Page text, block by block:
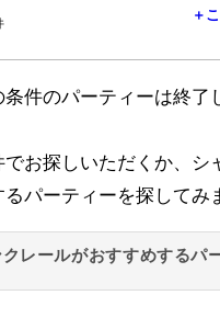
＋
条件のパーティーは終了
でお探しいただくか、シ
るパーティーを探してみ
クレールがおすすめするパ